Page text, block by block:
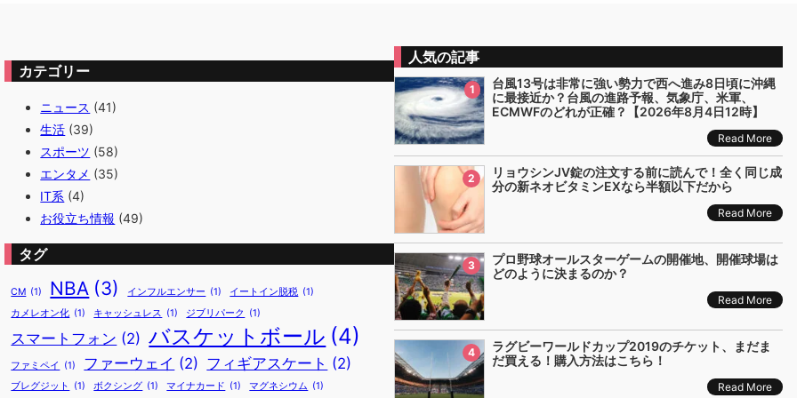
カテゴリー
ニュース (41)
生活 (39)
スポーツ (58)
エンタメ (35)
IT系 (4)
お役立ち情報 (49)
タグ
CM (1) NBA (3) インフルエンサー (1) イートイン脱税 (1)
カメレオン化 (1) キャッシュレス (1) ジブリパーク (1)
スマートフォン (2) バスケットボール (4)
ファミペイ (1) ファーウェイ (2) フィギアスケート (2)
ブレグジット (1) ボクシング (1) マイナカード (1) マグネシウム (1)
人気の記事
1
台風13号は非常に強い勢力で西へ進み8日頃に沖縄
に最接近か？台風の進路予報、気象庁、米軍、
ECMWFのどれが正確？【2026年8月4日12時】
Read More
2
リョウシンJV錠の注文する前に読んで！全く同じ成
分の新ネオビタミンEXなら半額以下だから
Read More
3
プロ野球オールスターゲームの開催地、開催球場は
どのように決まるのか？
Read More
4
ラグビーワールドカップ2019のチケット、まだま
だ買える！購入方法はこちら！
Read More